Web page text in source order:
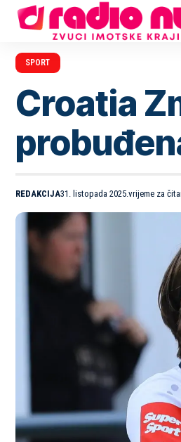
SPORT
Croatia
REDAKCIJA31. listopada 2025. vrijeme za